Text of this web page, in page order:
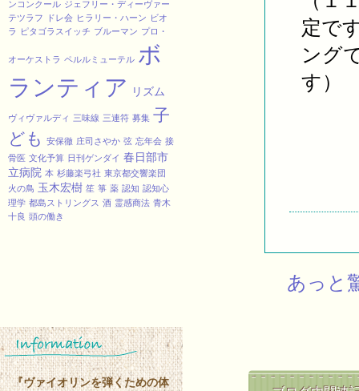
定で
ング
す）
あっと
ンコンクール ジェフリー・ディーヴァー
テツラフ
ドレ会 ヒラリー・ハーン ビオ
ラ
ピタゴラスイッチ ブルーマン プロ・
オーケストラ ペルルミューテル ボ
ランティア
リズム
ヴィヴァルディ 三味線 三連符 募集 子
ども
安保徹 庄司さやか 弦 忘年会 接
骨医 文化予算 日刊ゲンダイ 春日部市
立病院 本 杉藤楽弓社 東京都交響楽団
火の鳥 玉木宏樹 笙 箏 薬 認知 認知心
理学 都島ストリングス 酒 霊感商法 青木
十良 頭の働き
『ヴァイオリンを弾くための体